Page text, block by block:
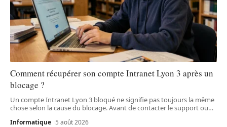
Comment récupérer son compte Intranet Lyon 3 après un
blocage ?
Un compte Intranet Lyon 3 bloqué ne signifie pas toujours la même
chose selon la cause du blocage. Avant de contacter le support ou…
Informatique 5 août 2026